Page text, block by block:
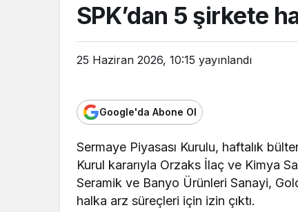
SPK’dan 5 şirkete
25 Haziran 2026, 10:15 yayınlandı
Google'da Abone Ol
Sermaye Piyasası Kurulu, haftalık
Kurul kararıyla Orzaks İlaç ve Kimya
Seramik ve Banyo Ürünleri Sanayi,
halka arz süreçleri için izin çıktı.